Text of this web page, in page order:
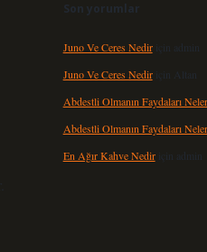
Son yorumlar
Juno Ve Ceres Nediriçin
admin
Juno Ve Ceres Nediriçin Altan
Abdestli Olmanın Faydaları
Abdestli Olmanın Faydaları
En Ağır Kahve Nediriçin admin